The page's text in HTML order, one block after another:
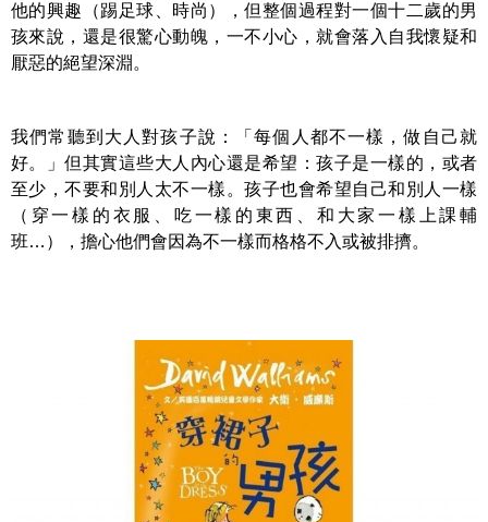
他的興趣（踢足球、時尚），但整個過程對一個十二歲的男
孩來說，還是很驚心動魄，一不小心，就會落入自我懷疑和
厭惡的絕望深淵。
我們常聽到大人對孩子說：「每個人都不一樣，做自己就
好。」但其實這些大人內心還是希望：孩子是一樣的，或者
至少，不要和別人太不一樣。孩子也會希望自己和別人一樣
（穿一樣的衣服、吃一樣的東西、和大家一樣上課輔
班…），擔心他們會因為不一樣而格格不入或被排擠。